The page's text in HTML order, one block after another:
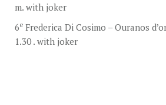
m. with joker
6e Frederica Di Cosimo – Ouranos
1.30 . with joker